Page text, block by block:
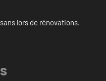
lors de rénovations.